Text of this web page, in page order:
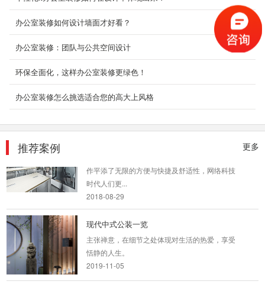
办公室装修如何设计墙面才好看？
办公室装修：团队与公共空间设计
环保全面化，这样办公室装修更绿色！
办公室装修怎么挑选适合您的高大上风格
更多
推荐案例
集合成都多维设计事务所的独特设计、阿里巴巴
的平台技术与P2(联合创业办公社)的空间运营服
务，推出了全...
2018-08-29
作平添了无限的方便与快捷及舒适性，网络科技
时代人们更...
2018-08-29
现代中式公装一览
主张禅意，在细节之处体现对生活的热爱，享受
恬静的人生。
2019-11-05